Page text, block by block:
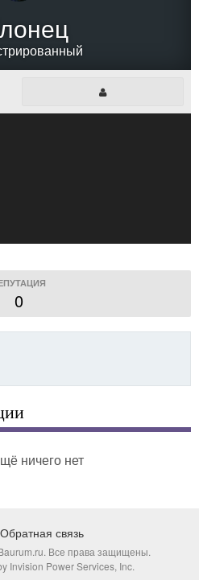
0
ничего нет
Обратная связь
Все права защищены.
Invision Power Services, Inc.